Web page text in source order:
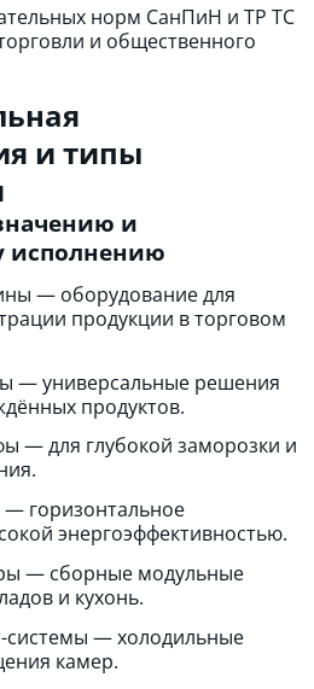
норм СанПиН и ТР ТС
и общественного
и типы
и
исполнению
— оборудование для
продукции в торговом
— универсальные решения
продуктов.
— для глубокой заморозки и
горизонтальное
энергоэффективностью.
— сборные модульные
и кухонь.
системы — холодильные
камер.